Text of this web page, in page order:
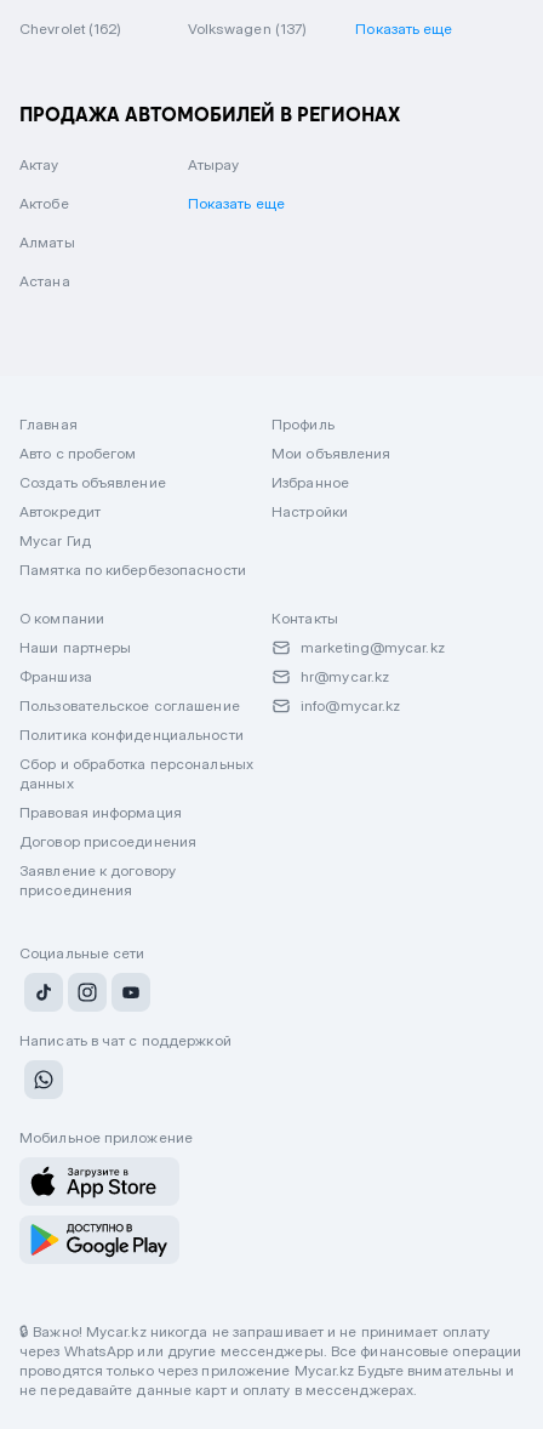
Chevrolet (162) Volkswagen (137) Показать еще
ПРОДАЖА АВТОМОБИЛЕЙ В РЕГИОНАХ
Актау
Актобе
Алматы
Астана
Атырау
Показать еще
Главная
Авто с пробегом
Создать объявление
Автокредит
Mycar Гид
Памятка по кибербезопасности
Профиль
Мои объявления
Избранное
Настройки
О компании
Наши партнеры
Франшиза
Пользовательское соглашение
Политика конфиденциальности
Сбор и обработка персональных
данных
Правовая информация
Договор присоединения
Заявление к договору
присоединения
Контакты
marketing@mycar.kz
hr@mycar.kz
info@mycar.kz
Социальные сети
Написать в чат с поддержкой
Мобильное приложение
🔒 Важно! Mycar.kz никогда не запрашивает и не принимает оплату
через WhatsApp или другие мессенджеры. Все финансовые операции
проводятся только через приложение Mycar.kz Будьте внимательны и
не передавайте данные карт и оплату в мессенджерах.